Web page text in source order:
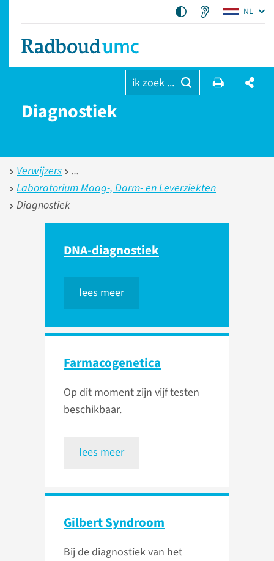
NL
ik zoek ...
Diagnostiek
Verwijzers
Laboratorium Maag-, Darm- en Leverziekten
Diagnostiek
DNA-diagnostiek
lees meer
Farmacogenetica
Op dit moment zijn vijf testen
beschikbaar.
lees meer
Gilbert Syndroom
Bij de diagnostiek van het